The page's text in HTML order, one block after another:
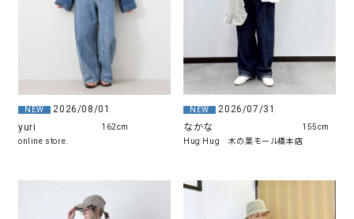
NEW
2026/08/01
yuri
online store.
162cm
NEW
2026/07/31
なかな
Hug Hug 木の葉モール橋本店
155cm